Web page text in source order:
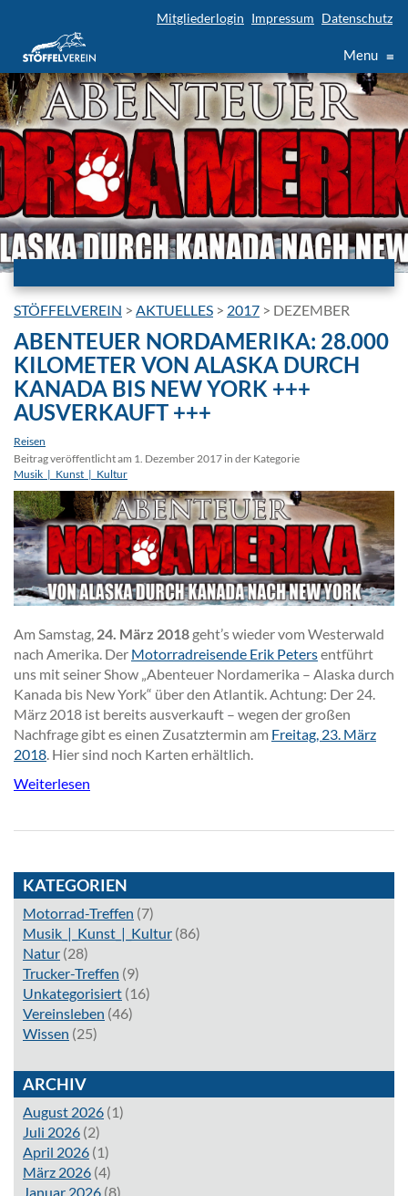
Mitgliederlogin Impressum Datenschutz
Menu ≡
STÖFFELVEREIN > AKTUELLES > 2017 > DEZEMBER
ABENTEUER NORDAMERIKA: 28.000
KILOMETER VON ALASKA DURCH
KANADA BIS NEW YORK +++
AUSVERKAUFT +++
Reisen
Beitrag veröffentlicht am 1. Dezember 2017 in der Kategorie
Musik_|_Kunst_|_Kultur
Am Samstag, 24. März 2018 geht’s wieder vom Westerwald
nach Amerika. Der Motorradreisende Erik Petersentführt
uns mit seiner Show „Abenteuer Nordamerika – Alaska durch
Kanada bis New York“ über den Atlantik. Achtung: Der 24.
März 2018 ist bereits ausverkauft – wegen der großen
Nachfrage gibt es einen Zusatztermin am Freitag, 23. März
2018. Hier sind noch Karten erhältlich.
Weiterlesen
KATEGORIEN
Motorrad-Treffen (7)
Musik_|_Kunst_|_Kultur (86)
Natur (28)
Trucker-Treffen (9)
Unkategorisiert (16)
Vereinsleben (46)
Wissen (25)
ARCHIV
August 2026 (1)
Juli 2026 (2)
April 2026 (1)
März 2026 (4)
Januar 2026 (8)